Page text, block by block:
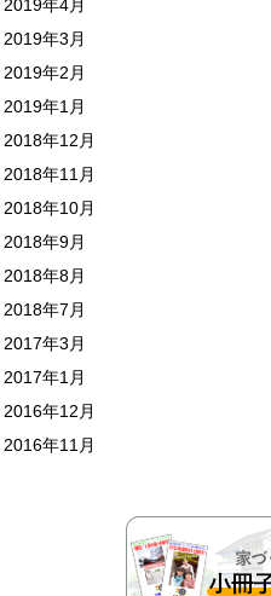
2019年4月
2019年3月
2019年2月
2019年1月
2018年12月
2018年11月
2018年10月
2018年9月
2018年8月
2018年7月
2017年3月
2017年1月
2016年12月
2016年11月